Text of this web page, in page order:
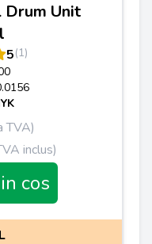
Drum Unit
5(1)
TVA)
inclus)
cos